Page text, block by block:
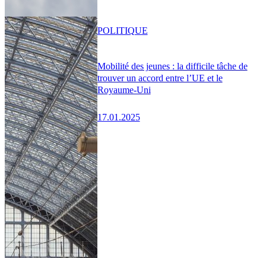
Mobilité des jeunes : la difficile tâche de
trouver un accord entre l’UE et le
Royaume-Uni
17.01.2025
POLITIQUE